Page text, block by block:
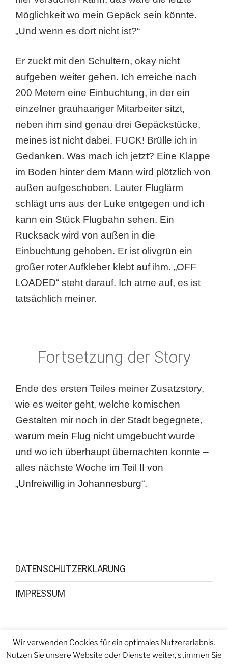
Möglichkeit wo mein Gepäck sein könnte.
„Und wenn es dort nicht ist?“
Er zuckt mit den Schultern, okay nicht
aufgeben weiter gehen. Ich erreiche nach
200 Metern eine Einbuchtung, in der ein
einzelner grauhaariger Mitarbeiter sitzt,
neben ihm sind genau drei Gepäckstücke,
meines ist nicht dabei. FUCK! Brülle ich in
Gedanken. Was mach ich jetzt? Eine Klappe
im Boden hinter dem Mann wird plötzlich von
außen aufgeschoben. Lauter Fluglärm
schlägt uns aus der Luke entgegen und ich
kann ein Stück Flugbahn sehen. Ein
Rucksack wird von außen in die
Einbuchtung gehoben. Er ist olivgrün ein
großer roter Aufkleber klebt auf ihm. „OFF
LOADED“ steht darauf. Ich atme auf, es ist
tatsächlich meiner.
Fortsetzung der Story
Ende des ersten Teiles meiner Zusatzstory,
wie es weiter geht, welche komischen
Gestalten mir noch in der Stadt begegnete,
warum mein Flug nicht umgebucht wurde
und wo ich überhaupt übernachten konnte –
alles nächste Woche im Teil II von
„Unfreiwillig in Johannesburg“.
DATENSCHUTZERKLÄRUNG
IMPRESSUM
Facebook Youtube Instagram
Wir verwenden Cookies für ein optimales Nutzererlebnis.
Nutzen Sie unsere Website oder Dienste weiter, stimmen Sie